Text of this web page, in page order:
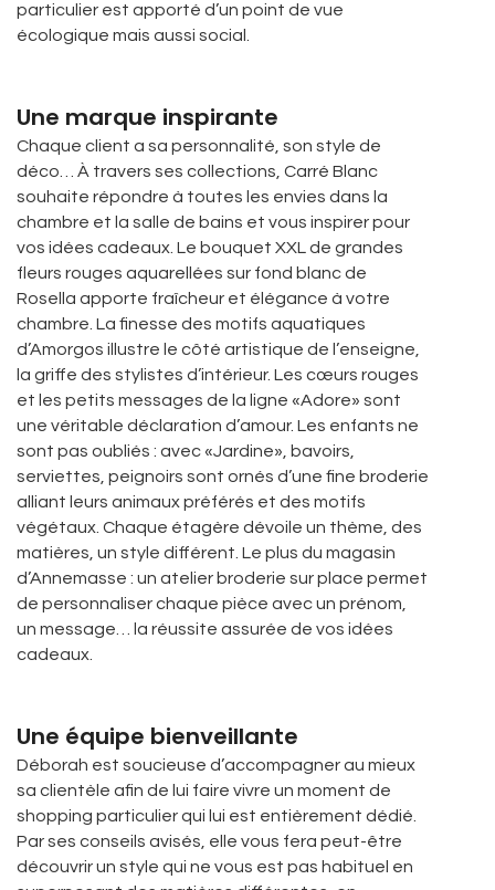
particulier est apporté d’un point de vue
écologique mais aussi social.
Une marque inspirante
Chaque client a sa personnalité, son style de
déco… À travers ses collections, Carré Blanc
souhaite répondre à toutes les envies dans la
chambre et la salle de bains et vous inspirer pour
vos idées cadeaux. Le bouquet XXL de grandes
fleurs rouges aquarellées sur fond blanc de
Rosella apporte fraîcheur et élégance à votre
chambre. La finesse des motifs aquatiques
d’Amorgos illustre le côté artistique de l’enseigne,
la griffe des stylistes d’intérieur. Les cœurs rouges
et les petits messages de la ligne «Adore» sont
une véritable déclaration d’amour. Les enfants ne
sont pas oubliés : avec «Jardine», bavoirs,
serviettes, peignoirs sont ornés d’une fine broderie
alliant leurs animaux préférés et des motifs
végétaux. Chaque étagère dévoile un thème, des
matières, un style différent. Le plus du magasin
d’Annemasse : un atelier broderie sur place permet
de personnaliser chaque pièce avec un prénom,
un message… la réussite assurée de vos idées
cadeaux.
Une équipe bienveillante
Déborah est soucieuse d’accompagner au mieux
sa clientèle afin de lui faire vivre un moment de
shopping particulier qui lui est entièrement dédié.
Par ses conseils avisés, elle vous fera peut-être
découvrir un style qui ne vous est pas habituel en